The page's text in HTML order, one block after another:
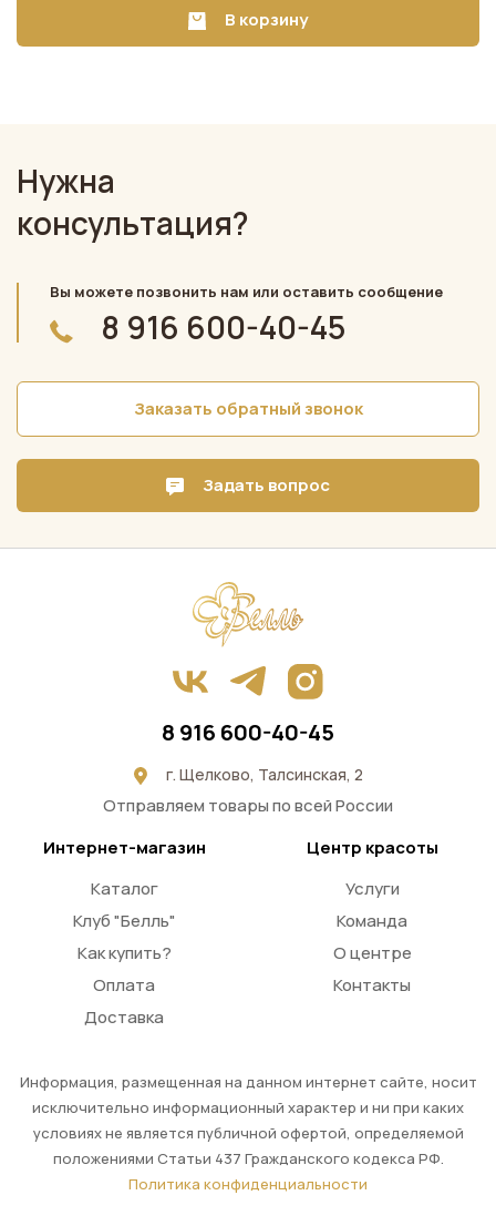
В корзину
Нужна
консультация?
Вы можете позвонить нам или оставить сообщение
8 916 600-40-45
Заказать обратный звонок
Задать вопрос
Центр красоты
Услуги
Команда
О центре
Контакты
Интернет-магазин
Каталог
Клуб "Белль"
Как купить?
Оплата
Доставка
8 916 600-40-45
г. Щелково, Талсинская, 2
Отправляем товары по всей России
Информация, размещенная на данном интернет сайте, носит
исключительно информационный характер и ни при каких
условиях не является публичной офертой, определяемой
положениями Статьи 437 Гражданского кодекса РФ.
Политика конфиденциальности